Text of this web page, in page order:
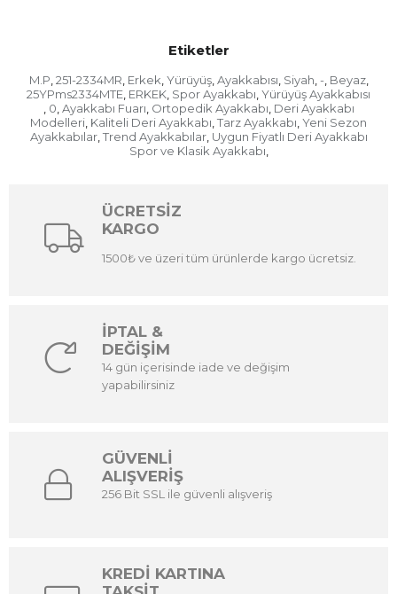
Etiketler
M.P, 251-2334MR, Erkek, Yürüyüş, Ayakkabısı, Siyah, -, Beyaz,
25YPms2334MTE, ERKEK, Spor Ayakkabı, Yürüyüş Ayakkabısı
, 0, Ayakkabı Fuarı, Ortopedik Ayakkabı, Deri Ayakkabı
Modelleri, Kaliteli Deri Ayakkabı, Tarz Ayakkabı, Yeni Sezon
Ayakkabılar, Trend Ayakkabılar, Uygun Fiyatlı Deri Ayakkabı
Spor ve Klasik Ayakkabı,
ÜCRETSİZ
KARGO
1500₺ ve üzeri tüm ürünlerde kargo ücretsiz.
İPTAL &
DEĞİŞİM
14 gün içerisinde iade ve değişim
yapabilirsiniz
GÜVENLİ
ALIŞVERİŞ
256 Bit SSL ile güvenli alışveriş
KREDİ KARTINA